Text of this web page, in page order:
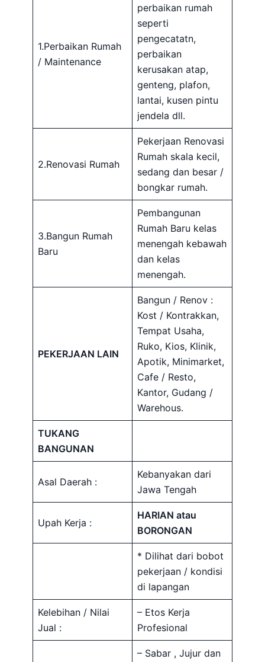
1.Perbaikan Rumah
/ Maintenance
perbaikan rumah
seperti
pengecatatn,
perbaikan
kerusakan atap,
genteng, plafon,
lantai, kusen pintu
jendela dll.
2.Renovasi Rumah
Pekerjaan Renovasi
Rumah skala kecil,
sedang dan besar /
bongkar rumah.
3.Bangun Rumah
Baru
Pembangunan
Rumah Baru kelas
menengah kebawah
dan kelas
menengah.
PEKERJAAN LAIN
Bangun / Renov :
Kost / Kontrakkan,
Tempat Usaha,
Ruko, Kios, Klinik,
Apotik, Minimarket,
Cafe / Resto,
Kantor, Gudang /
Warehous.
TUKANG
BANGUNAN
Asal Daerah :
Kebanyakan dari
Jawa Tengah
Upah Kerja :
HARIAN atau
BORONGAN
* Dilihat dari bobot
pekerjaan / kondisi
di lapangan
Kelebihan / Nilai
Jual :
– Etos Kerja
Profesional
– Sabar , Jujur dan